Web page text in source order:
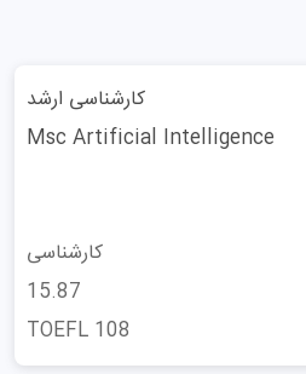
می‌شود از ابزار جستجوی
تا اطلاعات دقیق و به‌روز درباره
نظر خود را پیدا کنند.
را به روز خواهد کرد و ممکن
افزایش یابد. وام‌های دولتی
در دسترس است تا شهریه‌ها را
کمک کنند. می‌توانید با رزرو
کارشناسی ارشد
Msc Artificial Intelligence
کارشناسی
15.87
TOEFL 108